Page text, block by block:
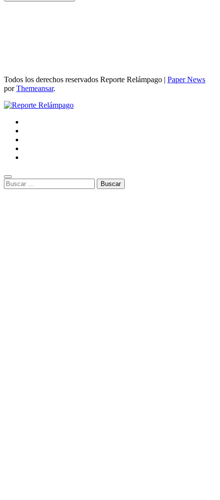
Todos los derechos reservados Reporte Relámpago | Paper News
porThemeansar.
Buscar: